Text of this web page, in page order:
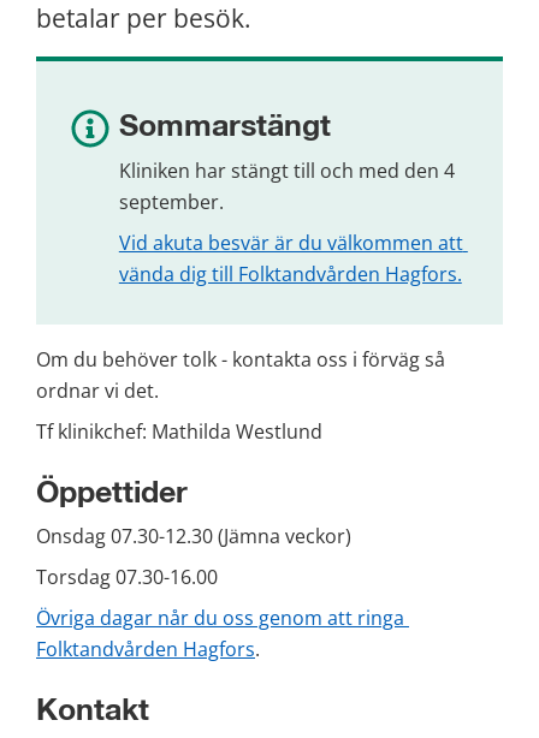
betalar per besök.
Sommarstängt
Kliniken har stängt till och med den 4
september.
Vid akuta besvär är du välkommen att
vända dig till Folktandvården Hagfors.
Om du behöver tolk - kontakta oss i förväg så
ordnar vi det.
Tf klinikchef: Mathilda Westlund
Öppettider
Onsdag 07.30-12.30 (Jämna veckor)
Torsdag 07.30-16.00
Övriga dagar når du oss genom att ringa
Folktandvården Hagfors.
Kontakt